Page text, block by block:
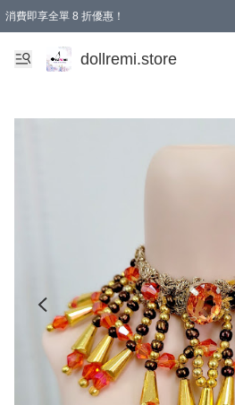
消費即享全單 8 折優惠！
購物滿 HKD 1500.00即享免運費優惠！（適用
dollremi.store